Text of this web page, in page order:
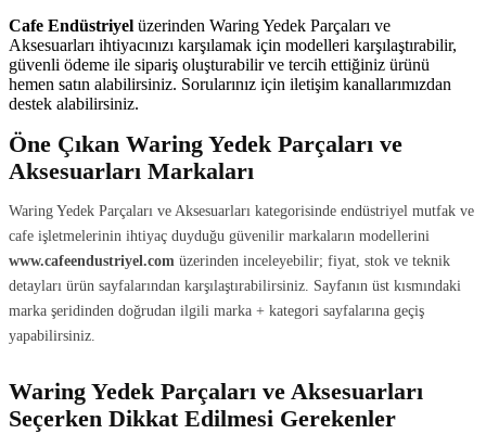
Cafe Endüstriyel üzerinden Waring Yedek Parçaları ve
Aksesuarları ihtiyacınızı karşılamak için modelleri karşılaştırabilir,
güvenli ödeme ile sipariş oluşturabilir ve tercih ettiğiniz ürünü
hemen satın alabilirsiniz. Sorularınız için iletişim kanallarımızdan
destek alabilirsiniz.
Öne Çıkan Waring Yedek Parçaları ve
Aksesuarları Markaları
Waring Yedek Parçaları ve Aksesuarları kategorisinde endüstriyel mutfak ve
cafe işletmelerinin ihtiyaç duyduğu güvenilir markaların modellerini
www.cafeendustriyel.com üzerinden inceleyebilir; fiyat, stok ve teknik
detayları ürün sayfalarından karşılaştırabilirsiniz. Sayfanın üst kısmındaki
marka şeridinden doğrudan ilgili marka + kategori sayfalarına geçiş
yapabilirsiniz.
Waring Yedek Parçaları ve Aksesuarları
Seçerken Dikkat Edilmesi Gerekenler